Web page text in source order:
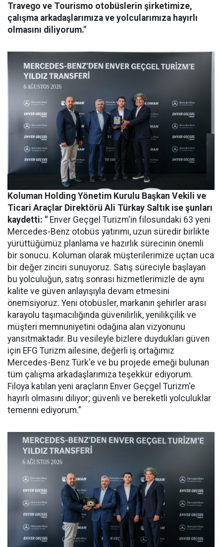
Travego ve Tourismo otobüslerin şirketimize,
çalışma arkadaşlarımıza ve yolcularımıza hayırlı
olmasını diliyorum."
Koluman Holding Yönetim Kurulu Başkan Vekili ve
Ticari Araçlar Direktörü Ali Türkay Saltık ise şunları
kaydetti: " Enver Geçgel Turizm'in filosundaki 63 yeni
Mercedes-Benz otobüs yatırımı, uzun süredir birlikte
yürüttüğümüz planlama ve hazırlık sürecinin önemli
bir sonucu. Koluman olarak müşterilerimize uçtan uca
bir değer zinciri sunuyoruz. Satış süreciyle başlayan
bu yolculuğun, satış sonrası hizmetlerimizle de aynı
kalite ve güven anlayışıyla devam etmesini
önemsiyoruz. Yeni otobüsler, markanın şehirler arası
karayolu taşımacılığında güvenilirlik, yenilikçilik ve
müşteri memnuniyetini odağına alan vizyonunu
yansıtmaktadır. Bu vesileyle bizlere duydukları güven
için EFG Turizm ailesine, değerli iş ortağımız
Mercedes-Benz Türk'e ve bu projede emeği bulunan
tüm çalışma arkadaşlarımıza teşekkür ediyorum.
Filoya katılan yeni araçların Enver Geçgel Turizm'e
hayırlı olmasını diliyor; güvenli ve bereketli yolculuklar
temenni ediyorum.”